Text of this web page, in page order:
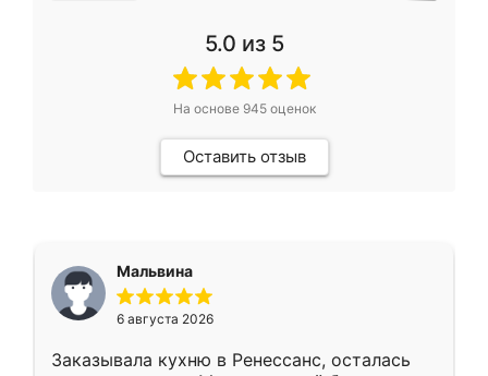
5.0 из 5
На основе 945оценок
Оставить отзыв
Мальвина
6 августа 2026
Заказывала кухню в Ренессанс, осталась